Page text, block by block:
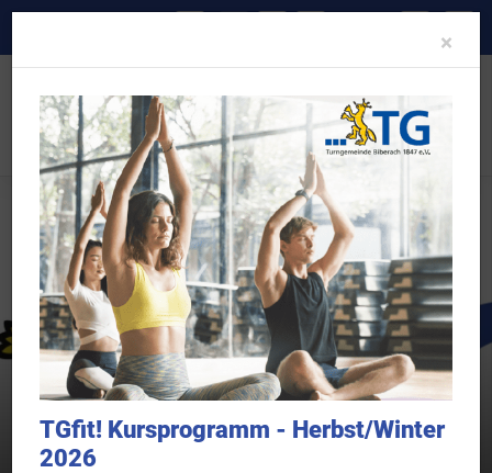
Sportangebot Sportangebote und Abteilungen Bogensport
×
TGfit! Kursprogramm - Herbst/Winter
2026